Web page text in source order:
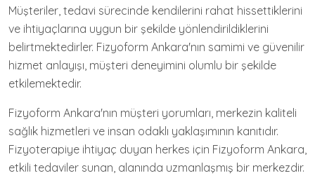
Müşteriler, tedavi sürecinde kendilerini rahat hissettiklerini
ve ihtiyaçlarına uygun bir şekilde yönlendirildiklerini
belirtmektedirler. Fizyoform Ankara'nın samimi ve güvenilir
hizmet anlayışı, müşteri deneyimini olumlu bir şekilde
etkilemektedir.
Fizyoform Ankara'nın müşteri yorumları, merkezin kaliteli
sağlık hizmetleri ve insan odaklı yaklaşımının kanıtıdır.
Fizyoterapiye ihtiyaç duyan herkes için Fizyoform Ankara,
etkili tedaviler sunan, alanında uzmanlaşmış bir merkezdir.